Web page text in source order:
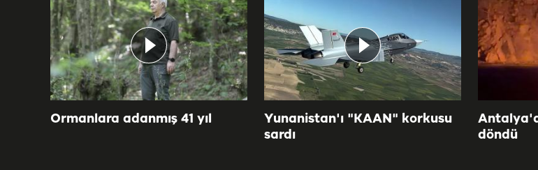
Ormanlara adanmış 41 yıl
Yunanistan'ı "KAAN" korkusu
sardı
döndü